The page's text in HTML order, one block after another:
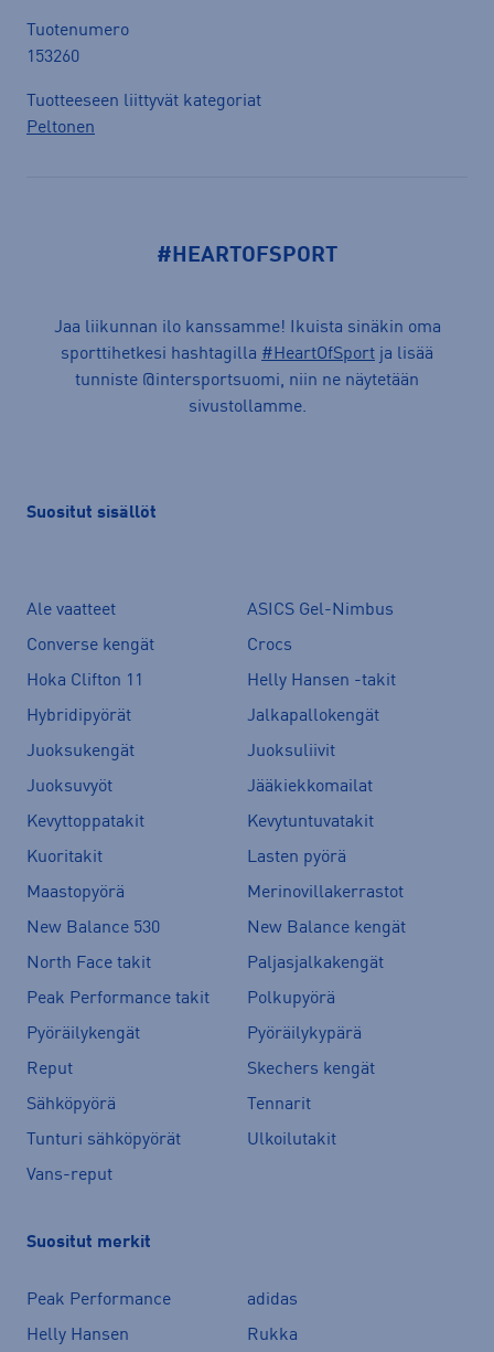
Tuotenumero
153260
Tuotteeseen liittyvät kategoriat
Peltonen
#HEARTOFSPORT
Jaa liikunnan ilo kanssamme! Ikuista sinäkin oma
sporttihetkesi hashtagilla #HeartOfSport ja lisää
tunniste @intersportsuomi, niin ne näytetään
sivustollamme.
Suositut sisällöt
Ale vaatteet
ASICS Gel-Nimbus
Converse kengät
Crocs
Hoka Clifton 11
Helly Hansen -takit
Hybridipyörät
Jalkapallokengät
Juoksukengät
Juoksuliivit
Juoksuvyöt
Jääkiekkomailat
Kevyttoppatakit
Kevytuntuvatakit
Kuoritakit
Lasten pyörä
Maastopyörä
Merinovillakerrastot
New Balance 530
New Balance kengät
North Face takit
Paljasjalkakengät
Peak Performance takit
Polkupyörä
Pyöräilykengät
Pyöräilykypärä
Reput
Skechers kengät
Sähköpyörä
Tennarit
Tunturi sähköpyörät
Ulkoilutakit
Vans-reput
Suositut merkit
Peak Performance
adidas
Helly Hansen
Rukka